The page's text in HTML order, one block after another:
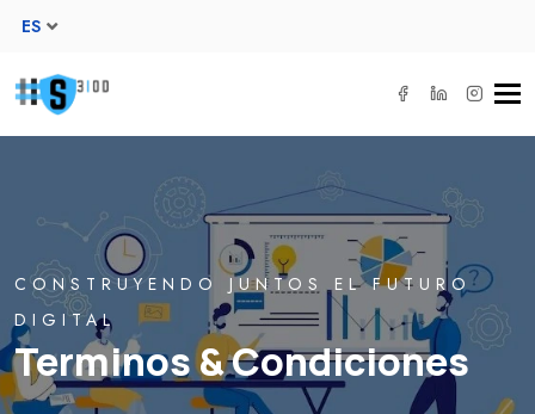
ES
CONSTRUYENDO JUNTOS EL FUTURO
DIGITAL
Terminos & Condiciones